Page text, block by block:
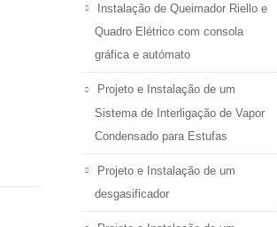
Instalação de Queimador Riello e
Quadro Elétrico com consola
gráfica e autómato
Projeto e Instalação de um
Sistema de Interligação de Vapor
Condensado para Estufas
Projeto e Instalação de um
desgasificador